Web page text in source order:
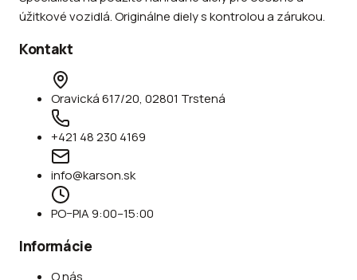
úžitkové vozidlá. Originálne diely s kontrolou a zárukou.
Kontakt
Oravická 617/20, 02801 Trstená
+421 48 230 4169
info@karson.sk
PO–PIA 9:00–15:00
Informácie
O nás